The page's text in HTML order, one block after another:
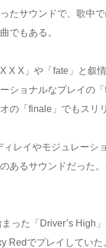
たサウンドで、歌中
でもある。
X X」や「fate」と叙
ショナルなプレイの
の「finale」でもスリ
レイやモジュレーシ
あるサウンドだった
った「Driver’s High
Redでプレイしてい